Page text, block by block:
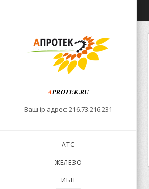
APROTEK.RU
Ваш ip адрес: 216.73.216.231
АТС
ЖЕЛЕЗО
ИБП